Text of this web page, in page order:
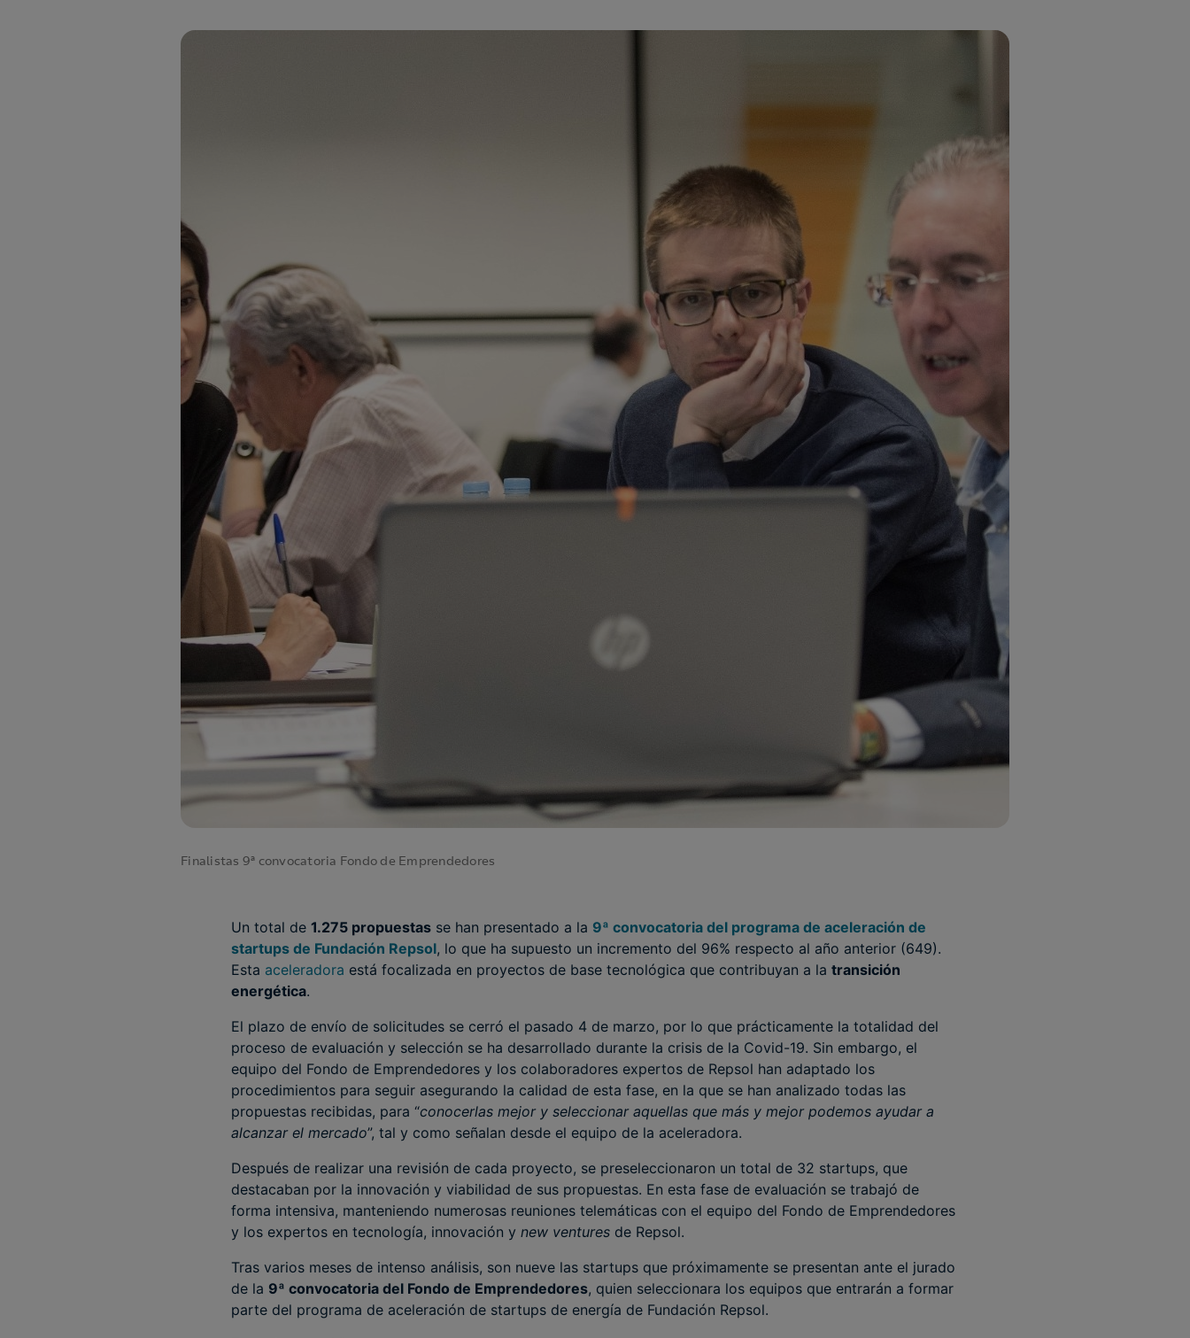
Finalistas 9ª convocatoria Fondo de Emprendedores
Un total de 1.275 propuestas se han presentado a la 9ª convocatoria del programa de aceleración de
startups de Fundación Repsol, lo que ha supuesto un incremento del 96% respecto al año anterior (649).
Esta aceleradora está focalizada en proyectos de base tecnológica que contribuyan a la transición
energética.
El plazo de envío de solicitudes se cerró el pasado 4 de marzo, por lo que prácticamente la totalidad del
proceso de evaluación y selección se ha desarrollado durante la crisis de la Covid-19. Sin embargo, el
equipo del Fondo de Emprendedores y los colaboradores expertos de Repsol han adaptado los
procedimientos para seguir asegurando la calidad de esta fase, en la que se han analizado todas las
propuestas recibidas, para “conocerlas mejor y seleccionar aquellas que más y mejor podemos ayudar a
alcanzar el mercado”, tal y como señalan desde el equipo de la aceleradora.
Después de realizar una revisión de cada proyecto, se preseleccionaron un total de 32 startups, que
destacaban por la innovación y viabilidad de sus propuestas. En esta fase de evaluación se trabajó de
forma intensiva, manteniendo numerosas reuniones telemáticas con el equipo del Fondo de Emprendedores
y los expertos en tecnología, innovación y new ventures de Repsol.
Tras varios meses de intenso análisis, son nueve las startups que próximamente se presentan ante el jurado
de la 9ª convocatoria del Fondo de Emprendedores, quien seleccionara los equipos que entrarán a formar
parte del programa de aceleración de startups de energía de Fundación Repsol.